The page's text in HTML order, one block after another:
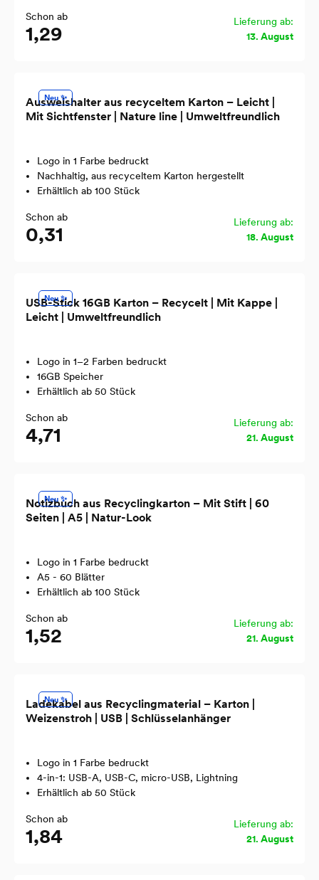
Schon ab
1,29
Lieferung ab:
13. August
Neu ✨
Ausweishalter aus recyceltem Karton – Leicht |
Mit Sichtfenster | Nature line | Umweltfreundlich
Logo in 1 Farbe bedruckt
Nachhaltig, aus recyceltem Karton hergestellt
Erhältlich ab 100 Stück
Schon ab
0,31
Lieferung ab:
18. August
Neu ✨
USB-Stick 16GB Karton – Recycelt | Mit Kappe |
Leicht | Umweltfreundlich
Logo in 1–2 Farben bedruckt
16GB Speicher
Erhältlich ab 50 Stück
Schon ab
4,71
Lieferung ab:
21. August
Neu ✨
Notizbuch aus Recyclingkarton – Mit Stift | 60
Seiten | A5 | Natur-Look
Logo in 1 Farbe bedruckt
A5 - 60 Blätter
Erhältlich ab 100 Stück
Schon ab
1,52
Lieferung ab:
21. August
Neu ✨
Ladekabel aus Recyclingmaterial – Karton |
Weizenstroh | USB | Schlüsselanhänger
Logo in 1 Farbe bedruckt
4-in-1: USB-A, USB-C, micro-USB, Lightning
Erhältlich ab 50 Stück
Schon ab
1,84
Lieferung ab:
21. August